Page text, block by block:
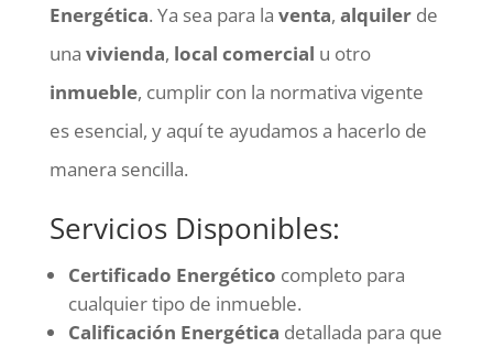
Energética. Ya sea para la venta, alquilerde
una vivienda, local comercial u otro
inmueble, cumplir con la normativa vigente
es esencial, y aquí te ayudamos a hacerlo de
manera sencilla.
Servicios Disponibles:
Certificado Energético completo para
cualquier tipo de inmueble.
Calificación Energética detallada para que